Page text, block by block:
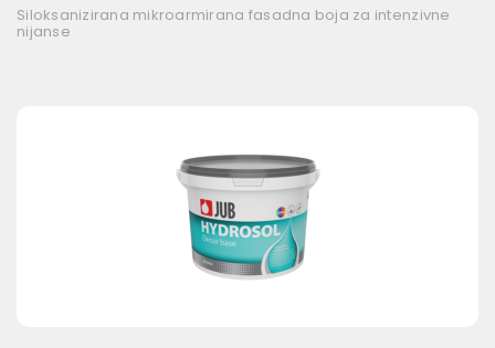
Siloksanizirana mikroarmirana fasadna boja za intenzivne
nijanse